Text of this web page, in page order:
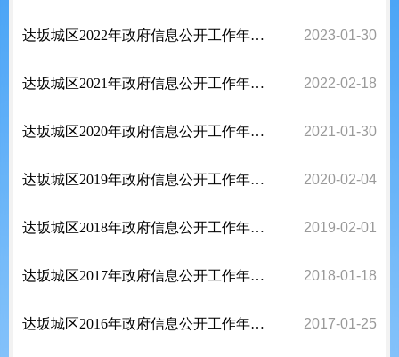
达坂城区2022年政府信息公开工作年度报告 2023-01-30
达坂城区2021年政府信息公开工作年度报告 2022-02-18
达坂城区2020年政府信息公开工作年度报告 2021-01-30
达坂城区2019年政府信息公开工作年度报告 2020-02-04
达坂城区2018年政府信息公开工作年度报告 2019-02-01
达坂城区2017年政府信息公开工作年度报告 2018-01-18
达坂城区2016年政府信息公开工作年度报告 2017-01-25